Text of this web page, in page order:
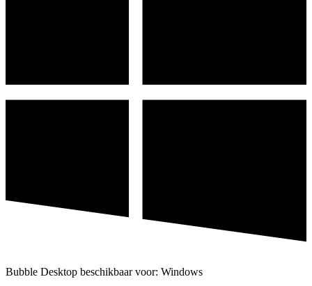
Bubble Desktop beschikbaar voor: Windows